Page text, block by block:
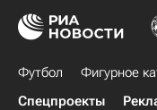
Футбол Фигурное
Спецпроекты